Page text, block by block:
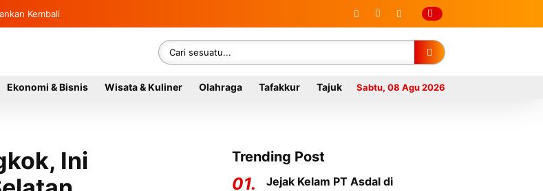
Kembali
Ekonomi & Bisnis Wisata & Kuliner Olahraga Tafakkur Tajuk Sabtu, 08 Agu 2026
Ini
Trending Post
01.
Jejak Kelam PT Asdal di